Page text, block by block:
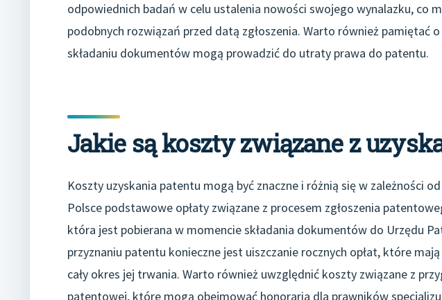
odpowiednich badań w celu ustalenia nowości swojego wynalazku, co
podobnych rozwiązań przed datą zgłoszenia. Warto również pamiętać
składaniu dokumentów mogą prowadzić do utraty prawa do patentu.
Jakie są koszty związane z
Koszty uzyskania patentu mogą być znaczne i różnią się w zależności
Polsce podstawowe opłaty związane z procesem zgłoszenia
która jest pobierana w momencie składania dokumentów do Urzędu
przyznaniu patentu konieczne jest uiszczanie rocznych opłat, które
cały okres jej trwania. Warto również uwzględnić koszty związane z
patentowej, które mogą obejmować honoraria dla prawników